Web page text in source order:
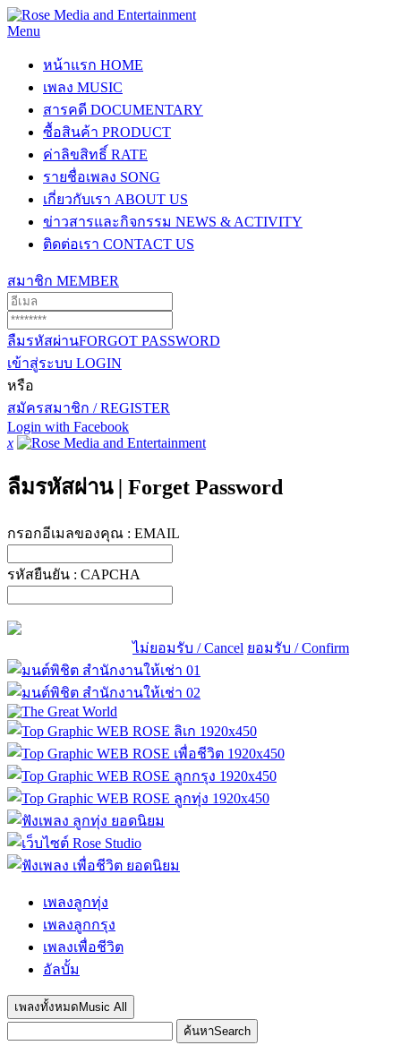
Menu
หน้าแรก HOME
เพลง MUSIC
สารคดี DOCUMENTARY
ซื้อสินค้า PRODUCT
ค่าลิขสิทธิ์ RATE
รายชื่อเพลง SONG
เกี่ยวกับเรา ABOUT US
ข่าวสารและกิจกรรม NEWS & ACTIVITY
ติดต่อเรา CONTACT US
สมาชิก MEMBER
ลืมรหัสผ่านFORGOT PASSWORD
เข้าสู่ระบบ LOGIN
หรือ
สมัครสมาชิก / REGISTER
Login with Facebook
x
ลืมรหัสผ่าน | Forget Password
กรอกอีเมลของคุณ : EMAIL
รหัสยืนยัน : CAPCHA
ไม่ยอมรับ / Cancel ยอมรับ / Confirm
เพลงลูกทุ่ง
เพลงลูกกรุง
เพลงเพื่อชีวิต
อัลบั้ม
เพลงทั้งหมด Music All
ค้นหาSearch